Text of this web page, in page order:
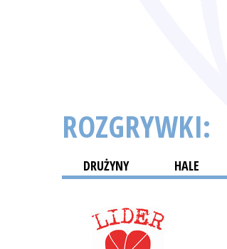
ROZGRYWKI:
DRUŻYNY HALE